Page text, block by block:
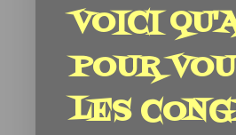
VOICI
POUR
LES